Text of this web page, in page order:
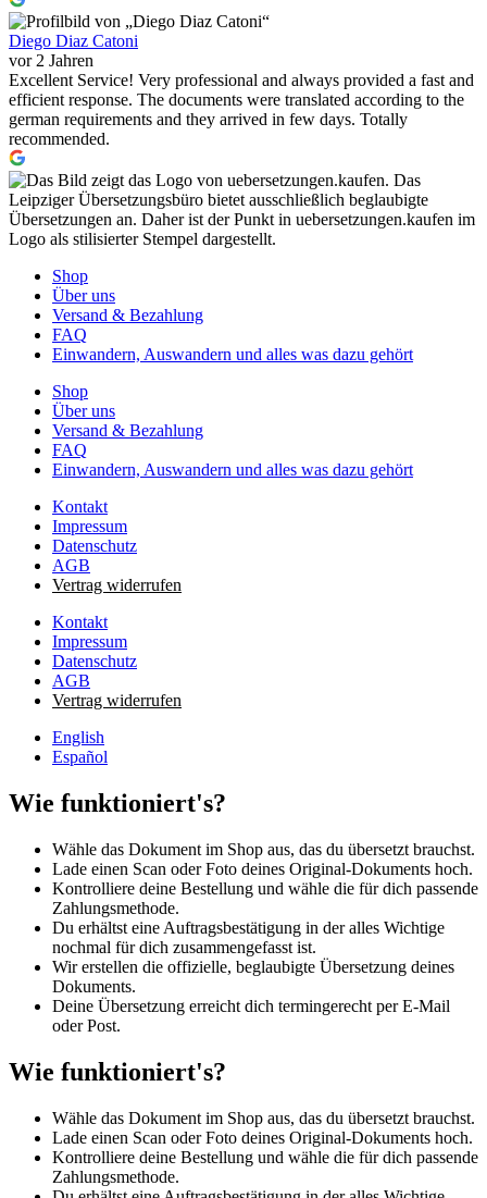
Diego Diaz Catoni
vor 2 Jahren
Excellent Service! Very professional and always provided a fast and
efficient response. The documents were translated according to the
german requirements and they arrived in few days. Totally
recommended.
Shop
Über uns
Versand & Bezahlung
FAQ
Einwandern, Auswandern und alles was dazu gehört
Shop
Über uns
Versand & Bezahlung
FAQ
Einwandern, Auswandern und alles was dazu gehört
Kontakt
Impressum
Datenschutz
AGB
Vertrag widerrufen
Kontakt
Impressum
Datenschutz
AGB
Vertrag widerrufen
English
Español
Wie funktioniert's?
Wähle das Dokument im Shop aus, das du übersetzt brauchst.
Lade einen Scan oder Foto deines Original-Dokuments hoch.
Kontrolliere deine Bestellung und wähle die für dich passende
Zahlungsmethode.
Du erhältst eine Auftragsbestätigung in der alles Wichtige
nochmal für dich zusammengefasst ist.
Wir erstellen die offizielle, beglaubigte Übersetzung deines
Dokuments.
Deine Übersetzung erreicht dich termingerecht per E-Mail
oder Post.
Wie funktioniert's?
Wähle das Dokument im Shop aus, das du übersetzt brauchst.
Lade einen Scan oder Foto deines Original-Dokuments hoch.
Kontrolliere deine Bestellung und wähle die für dich passende
Zahlungsmethode.